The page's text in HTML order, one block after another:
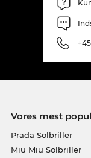
Vores mest
Prada Solbriller
Miu Miu Solbriller